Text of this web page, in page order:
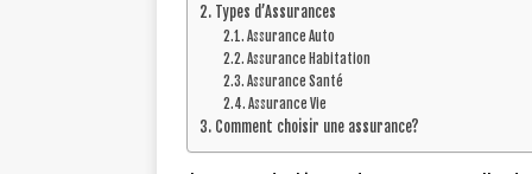
Types d’Assurances
Assurance Auto
Assurance Habitation
Assurance Santé
Assurance Vie
Comment choisir une assurance?